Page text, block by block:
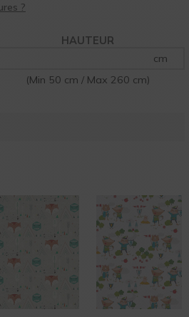
HAUTEUR
cm
(Min 50 cm / Max 260 cm)